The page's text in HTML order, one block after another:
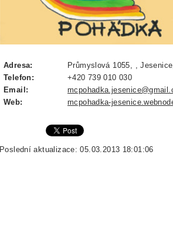
Adresa:
Průmyslová 1055, ,
Telefon:
+420 739 010 030
Email:
Web:
mcpohadka-
Poslední aktualizace: 05.03.2013 18:01:06